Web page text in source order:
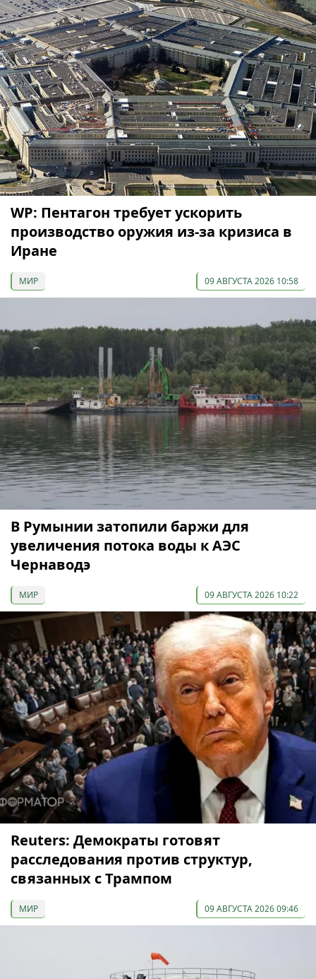
WP: Пентагон требует ускорить
производство оружия из-за кризиса в
Иране
МИР 09 АВГУСТА 2026 10:58
В Румынии затопили баржи для
увеличения потока воды к АЭС
Чернаводэ
МИР 09 АВГУСТА 2026 10:22
Reuters: Демократы готовят
расследования против структур,
связанных с Трампом
МИР 09 АВГУСТА 2026 09:46